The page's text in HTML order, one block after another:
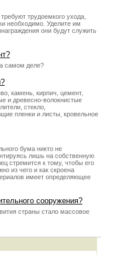
трудоемкого ухода,
необходимо. Уделите им
они будут служить
самом деле?
камень, кирпич, цемент,
и древесно-волокнистые
стекло,
пленки и листы, кровельное
бума никто не
лишь на собственную
стремится к тому, чтобы его
из чего и как скроена
имеет определяющее
сооружения?
страны стало массовое